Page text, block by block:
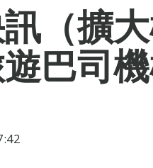
（擴
巴司機